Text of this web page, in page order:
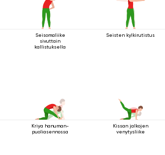
Seisomaliike
sivuttain
kallistuksella
Seisten kylkirutistus
Kriya hanuman-
puoliasennossa
Kissan jalkojen
venytysliike